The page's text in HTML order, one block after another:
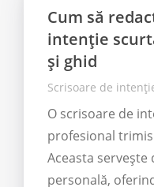
Cum să
intenție
și ghid
Scrisoare de
O scrisoare de
profesional
Aceasta
personală,